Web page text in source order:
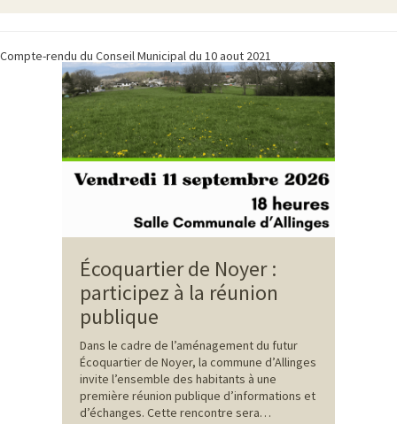
Compte-rendu du Conseil Municipal du 10 aout 2021
Écoquartier de Noyer :
participez à la réunion
publique
Dans le cadre de l’aménagement du futur
Écoquartier de Noyer, la commune d’Allinges
invite l’ensemble des habitants à une
première réunion publique d’informations et
d’échanges. Cette rencontre sera…